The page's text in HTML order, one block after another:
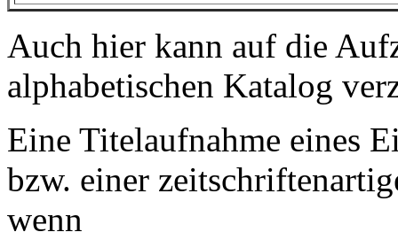
Auch hier kann auf die
alphabetischen Katalog
Eine Titelaufnahme eines
bzw. einer
wenn